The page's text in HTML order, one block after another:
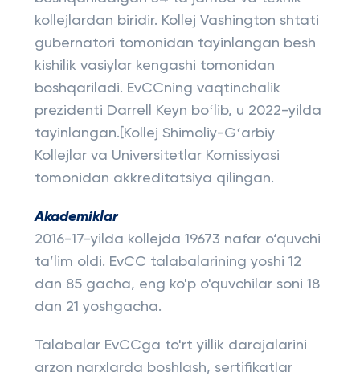
kollejlardan biridir. Kollej Vashington shtati
gubernatori tomonidan tayinlangan besh
kishilik vasiylar kengashi tomonidan
boshqariladi. EvCCning vaqtinchalik
prezidenti Darrell Keyn boʻlib, u 2022-yilda
tayinlangan.[Kollej Shimoliy-Gʻarbiy
Kollejlar va Universitetlar Komissiyasi
tomonidan akkreditatsiya qilingan.
Akademiklar
2016-17-yilda kollejda 19673 nafar o‘quvchi
ta’lim oldi. EvCC talabalarining yoshi 12
dan 85 gacha, eng ko'p o'quvchilar soni 18
dan 21 yoshgacha.
Talabalar EvCCga to'rt yillik darajalarini
arzon narxlarda boshlash, sertifikatlar